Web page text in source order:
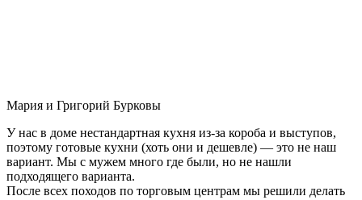
Мария и Григорий Бурковы
У нас в доме нестандартная кухня из-за короба и выступов,
поэтому готовые кухни (хоть они и дешевле) — это не наш
вариант. Мы с мужем много где были, но не нашли
подходящего варианта.
После всех походов по торговым центрам мы решили делать